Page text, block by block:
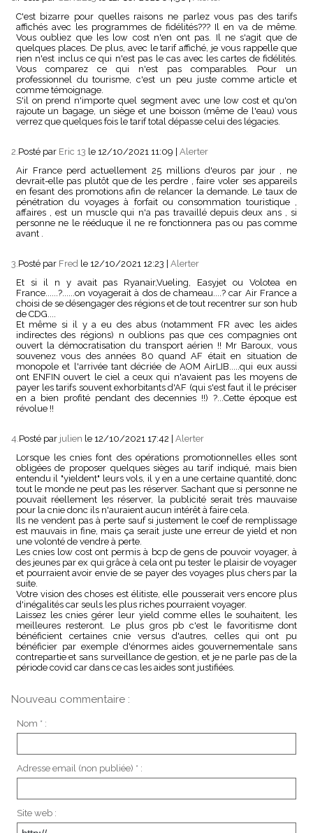
C'est bizarre pour quelles raisons ne parlez vous pas des tarifs
affichés avec les programmes de fidélités??? Il en va de même.
Vous oubliez que les low cost n'en ont pas. Il ne s'agit que de
quelques places. De plus, avec le tarif affiché, je vous rappelle que
rien n'est inclus ce qui n'est pas le cas avec les cartes de fidélités.
Vous comparez ce qui n'est pas comparables. Pour un
professionnel du tourisme, c'est un peu juste comme article et
comme témoignage.
S'il on prend n'importe quel segment avec une low cost et qu'on
rajoute un bagage, un siège et une boisson (même de l'eau) vous
verrez que quelques fois le tarif total dépasse celui des légacies.
2.Posté par Eric 13 le 12/10/2021 11:09
Alerter
Air France perd actuellement 25 millions d'euros par jour , ne
devrait-elle pas plutôt que de les perdre , faire voler ses appareils
en fesant des promotions afin de relancer la demande. Le taux de
pénétration du voyages à forfait ou consommation touristique ,
affaires , est un muscle qui n'a pas travaillé depuis deux ans , si
personne ne le rééduque il ne re fonctionnera pas ou pas comme
avant .
3.Posté par Fred le 12/10/2021 12:23
Alerter
Et si il n y avait pas Ryanair,Vueling, Easyjet ou Volotea en
France......?......on voyagerait à dos de chameau....? car Air France a
choisi de se désengager des régions et de tout recentrer sur son hub
de CDG....
Et même si il y a eu des abus (notamment FR avec les aides
indirectes des régions) n oublions pas que ces compagnies ont
ouvert la démocratisation du transport aérien !! Mr Baroux, vous
souvenez vous des années 80 quand AF était en situation de
monopole et l'arrivée tant décriée de AOM AirLIB.....qui eux aussi
ont ENFIN ouvert le ciel a ceux qui n'avaient pas les moyens de
payer les tarifs souvent exhorbitants d'AF (qui s'est faut il le préciser
en a bien profité pendant des decennies !!) ?...Cette époque est
révolue !!
4.Posté par julien le 12/10/2021 17:42
Alerter
Lorsque les cnies font des opérations promotionnelles elles sont
obligées de proposer quelques sièges au tarif indiqué, mais bien
entendu il "yieldent" leurs vols, il y en a une certaine quantité, donc
tout le monde ne peut pas les réserver. Sachant que si personne ne
pouvait réellement les réserver, la publicité serait très mauvaise
pour la cnie donc ils n'auraient aucun intérêt à faire cela.
Ils ne vendent pas à perte sauf si justement le coef de remplissage
est mauvais in fine, mais ça serait juste une erreur de yield et non
une volonté de vendre à perte.
Les cnies low cost ont permis à bcp de gens de pouvoir voyager, à
des jeunes par ex qui grâce à cela ont pu tester le plaisir de voyager
et pourraient avoir envie de se payer des voyages plus chers par la
suite.
Votre vision des choses est élitiste, elle pousserait vers encore plus
d'inégalités car seuls les plus riches pourraient voyager.
Laissez les cnies gérer leur yield comme elles le souhaitent, les
meilleures resteront. Le plus gros pb c'est le favoritisme dont
bénéficient certaines cnie versus d'autres, celles qui ont pu
bénéficier par exemple d'énormes aides gouvernementale sans
contrepartie et sans surveillance de gestion, et je ne parle pas de la
période covid car dans ce cas les aides sont justifiées.
Nouveau commentaire :
Nom * :
Adresse email (non publiée) * :
Site web :